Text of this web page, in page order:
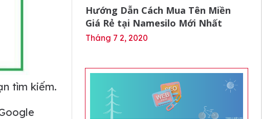
tìm kiếm.
Hướng Dẫn Cách Mua Tên Miền
Giá Rẻ tại Namesilo Mới Nhất
Tháng 7 2, 2020